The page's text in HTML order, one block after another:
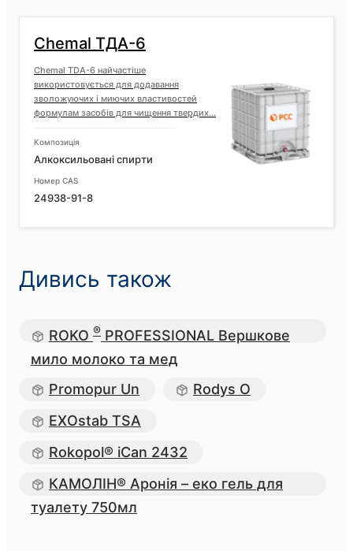
Chemal ТДА-6
Chemal TDA-6 найчастіше
використовується для додавання
зволожуючих і миючих властивостей
формулам засобів для чищення твердих...
Композиція
Алкоксильовані спирти
Номер CAS
24938-91-8
Дивись також
ROKO ® PROFESSIONAL Вершкове
мило молоко та мед
Promopur Un
Rodys О
EXOstab TSA
Rokopol® iCan 2432
КАМОЛІН® Аронія – еко гель для
туалету 750мл